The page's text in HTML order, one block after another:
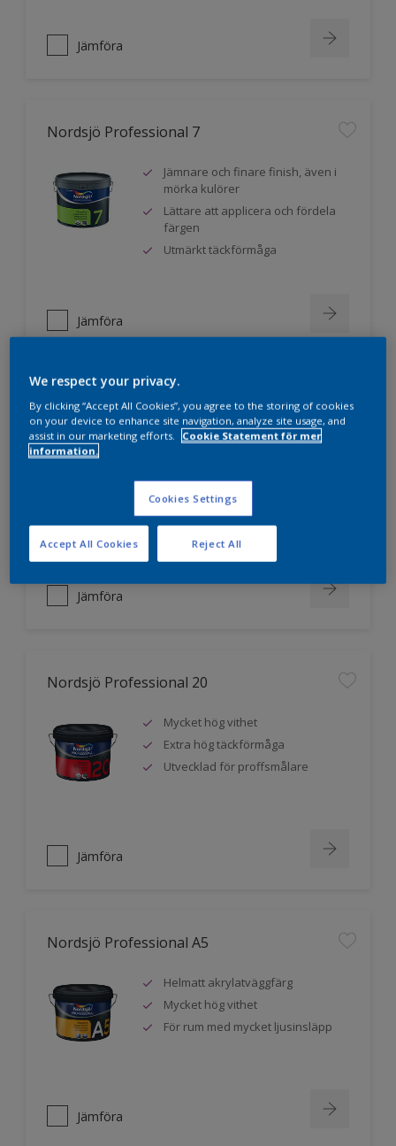
Jämföra
Nordsjö Professional 7
Jämnare och finare finish, även i
mörka kulörer
Lättare att applicera och fördela
färgen
Utmärkt täckförmåga
Jämföra
Nordsjö Professional 10
Jämnare och finare finish, även i
Lättare att applicera och fördela
färgen
Utmärkt täckförmåga
Jämföra
Nordsjö Professional 20
Mycket hög vithet
Extra hög täckförmåga
Utvecklad för proffsmålare
Jämföra
Nordsjö Professional A5
Helmatt akrylatväggfärg
Mycket hög vithet
För rum med mycket ljusinsläpp
Jämföra
We respect your privacy.
By clicking “Accept All Cookies”, you agree to the storing of cookies
on your device to enhance site navigation, analyze site usage, and
assist in our marketing efforts.
Cookie Statement för mer
information.
Cookies Settings
Reject All
Accept All Cookies